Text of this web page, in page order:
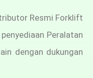
Resmi Forklift
Peralatan
dengan dukungan